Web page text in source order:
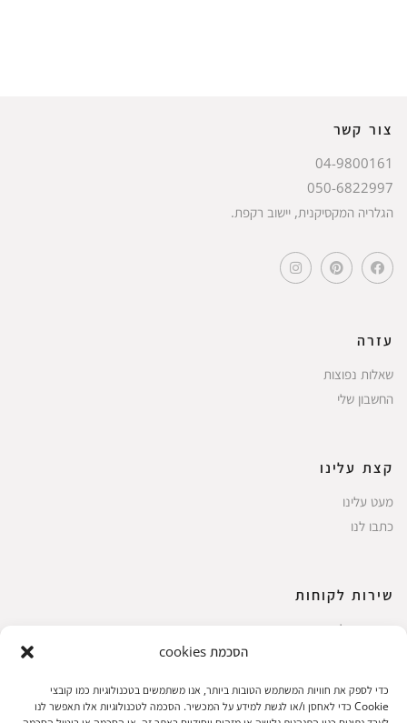
הסכמת cookies
כדי לספק את חוויות המשתמש הטובות ביותר, אנו משתמשים בטכנולוגיות כמו קובצי
Cookie כדי לאחסן ו/או לגשת למידע על המכשיר. הסכמה לטכנולוגיות אלו תאפשר לנו
צור קשר
04-9800161
050-6822997
הגלריה המקסיקנית, יישוב רקפת.
עזרה
שאלות נפוצות
החשבון שלי
קצת עלינו
מעט עלינו
כתבו לנו
שירות לקוחות
החשבון שלי
עגלת קניות